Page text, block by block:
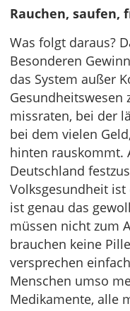
Rauchen, saufen,
Was folgt daraus?
Besonderen
das System außer
Gesundheitswesen
missraten, bei der
bei dem vielen
hinten rauskommt.
Deutschland
Volksgesundheit
ist genau das
müssen nicht zum
brauchen keine
versprechen
Menschen umso
Medikamente, alle